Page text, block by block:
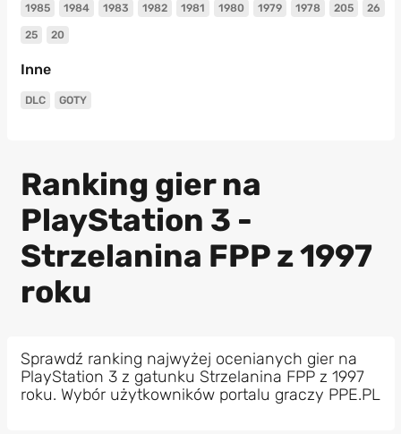
1985 1984 1983 1982 1981 1980 1979 1978 205 26
25 20
Inne
DLC GOTY
Ranking gier na
PlayStation 3 -
Strzelanina FPP z 1997
roku
Sprawdź ranking najwyżej ocenianych gier na
PlayStation 3 z gatunku Strzelanina FPP z 1997
roku. Wybór użytkowników portalu graczy PPE.PL